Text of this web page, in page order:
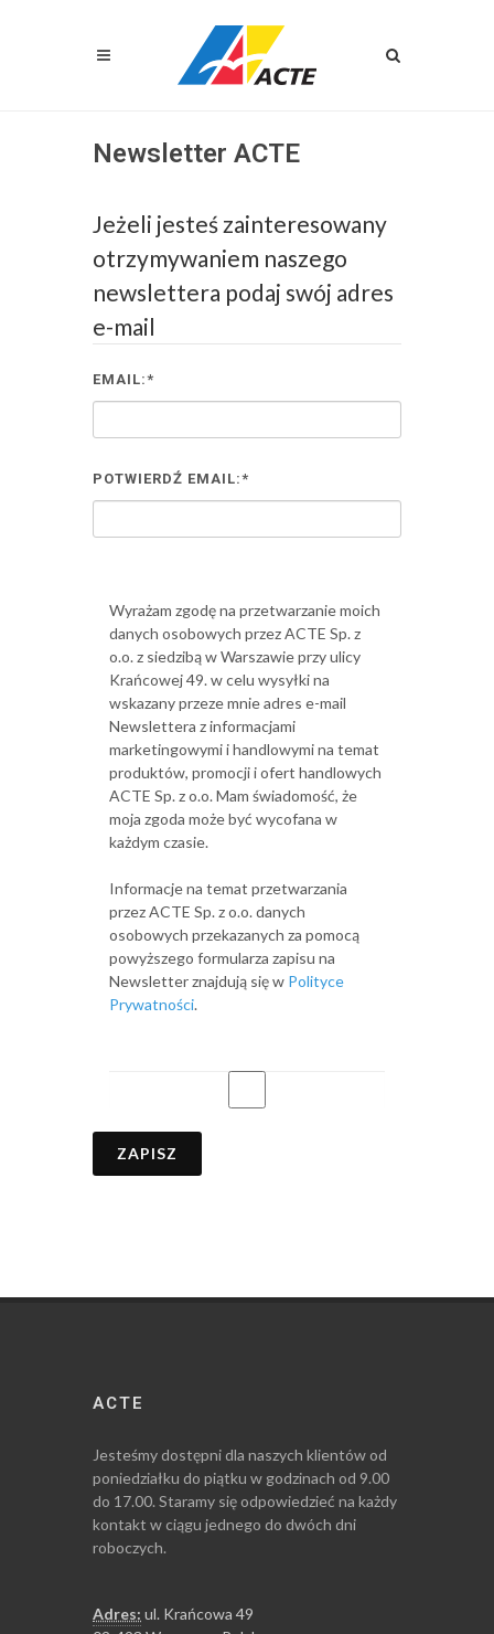
Newsletter ACTE
Jeżeli jesteś zainteresowany
otrzymywaniem naszego
newslettera podaj swój adres
e-mail
EMAIL:*
POTWIERDŹ EMAIL:*
Wyrażam zgodę na przetwarzanie moich
danych osobowych przez ACTE Sp. z
o.o. z siedzibą w Warszawie przy ulicy
Krańcowej 49. w celu wysyłki na
wskazany przeze mnie adres e-mail
Newslettera z informacjami
marketingowymi i handlowymi na temat
produktów, promocji i ofert handlowych
ACTE Sp. z o.o. Mam świadomość, że
moja zgoda może być wycofana w
każdym czasie.
Informacje na temat przetwarzania
przez ACTE Sp. z o.o. danych
osobowych przekazanych za pomocą
powyższego formularza zapisu na
Newsletter znajdują się w Polityce
Prywatności.
ZAPISZ
ACTE
Jesteśmy dostępni dla naszych klientów od
poniedziałku do piątku w godzinach od 9.00
do 17.00. Staramy się odpowiedzieć na każdy
kontakt w ciągu jednego do dwóch dni
roboczych.
Adres: ul. Krańcowa 49